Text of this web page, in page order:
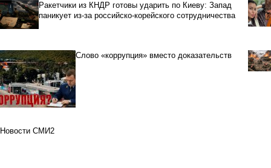
Ракетчики из КНДР готовы ударить по Киеву: Запад
паникует из-за российско-корейского сотрудничества
Слово «коррупция» вместо доказательств
Новости СМИ2